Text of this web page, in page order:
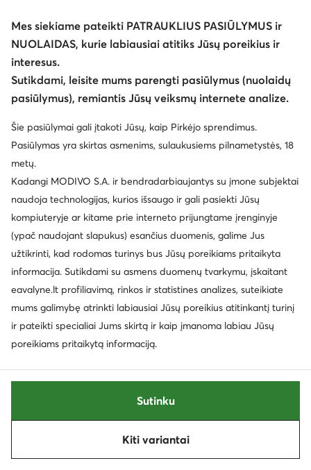
-16%
adidas
Dabartinė kaina
82,99€
Mažiausia kaina
Trending
Palanki kaina
adidas
Dabartinė kaina
84,99€
Mažiausia kaina91,99 €
Trending
adidas
Laisvalaikio batai · Gazelle · Juoda
114,99€
Palanki kaina
adidas
Dabartinė kaina
67,99€
Mes siekiame pateikti PATRAUKLIUS PASIŪLYMUS ir
NUOLAIDAS, kurie labiausiai atitiks Jūsų poreikius ir
interesus.
Sutikdami, leisite mums parengti pasiūlymus (nuolaidų
pasiūlymus), remiantis Jūsų veiksmų internete analize.
Šie pasiūlymai gali įtakoti Jūsų, kaip Pirkėjo sprendimus.
Pasiūlymas yra skirtas asmenims, sulaukusiems pilnametystės, 18
metų.
Kadangi MODIVO S.A. ir bendradarbiaujantys su įmone subjektai
naudoja technologijas, kurios išsaugo ir gali pasiekti Jūsų
kompiuteryje ar kitame prie interneto prijungtame įrenginyje
(ypač naudojant slapukus) esančius duomenis, galime Jus
užtikrinti, kad rodomas turinys bus Jūsų poreikiams pritaikyta
informacija. Sutikdami su asmens duomenų tvarkymu, įskaitant
eavalyne.lt profiliavimą, rinkos ir statistines analizes, suteikiate
mums galimybę atrinkti labiausiai Jūsų poreikius atitinkantį turinį
ir pateikti specialiai Jums skirtą ir kaip įmanoma labiau Jūsų
poreikiams pritaikytą informaciją.
Kiti variantai
Sutinku